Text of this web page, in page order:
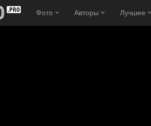
Фото Авторы Лучшее